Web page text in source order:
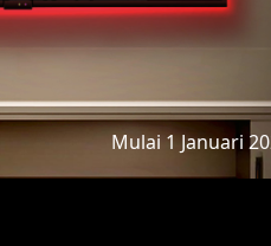
Mulai 1 Januari